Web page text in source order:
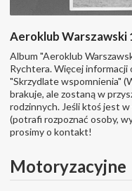
Aeroklub Warszawski
Album "Aeroklub
Rychtera. Więcej informacji
"Skrzydlate wspomnienia"
brakuje, ale zostaną w
rodzinnych. Jeśli ktoś jest
(potrafi rozpoznać osoby,
prosimy o kontakt!
Motoryzacyjne